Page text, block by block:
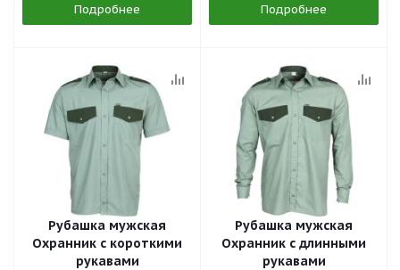
Подробнее Подробнее
Рубашка мужская
Охранник с короткими
рукавами
Рубашка мужская
Охранник с длинными
рукавами